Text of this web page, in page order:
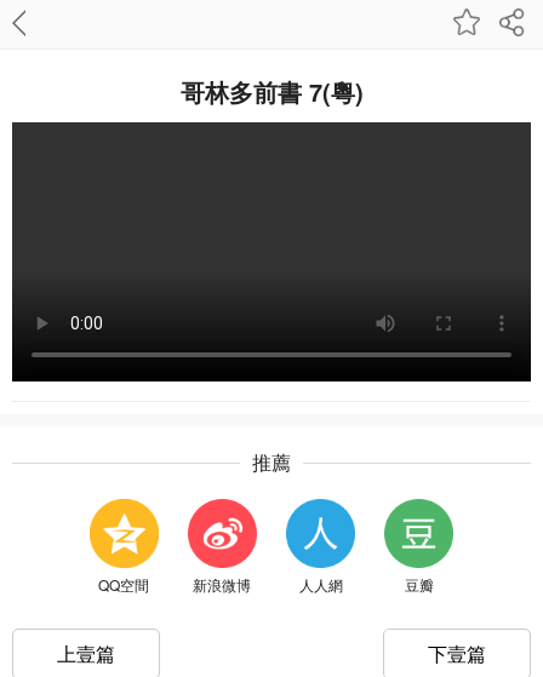
哥林多前書 7(粵)
推薦
QQ空間 新浪微博 人人網 豆瓣
上壹篇 下壹篇